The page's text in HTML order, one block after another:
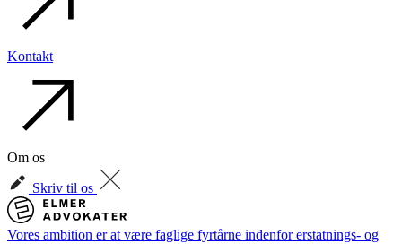
Kontakt
Om os
Skriv til os
Vores ambition er at være faglige fyrtårne indenfor erstatnings- og